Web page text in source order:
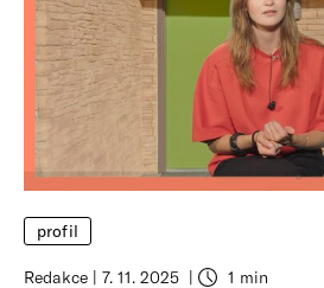
profil
Redakce 7. 11. 2025 1 min